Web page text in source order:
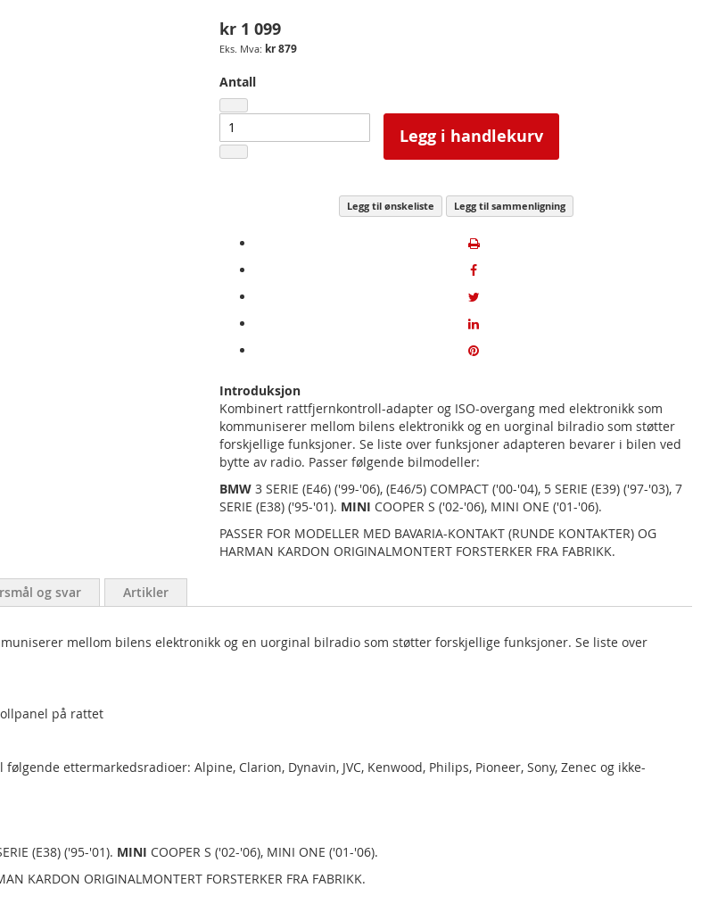
kr 1 099
kr 879
Antall
Legg i handlekurv
Legg til ønskeliste Legg til sammenligning
Introduksjon
Kombinert rattfjernkontroll-adapter og ISO-overgang med elektronikk som
kommuniserer mellom bilens elektronikk og en uorginal bilradio som støtter
forskjellige funksjoner. Se liste over funksjoner adapteren bevarer i bilen ved
bytte av radio. Passer følgende bilmodeller:
BMW 3 SERIE (E46) ('99-'06), (E46/5) COMPACT ('00-'04), 5 SERIE (E39) ('97-'03), 7
SERIE (E38) ('95-'01). MINI COOPER S ('02-'06), MINI ONE ('01-'06).
PASSER FOR MODELLER MED BAVARIA-KONTAKT (RUNDE KONTAKTER) OG
HARMAN KARDON ORIGINALMONTERT FORSTERKER FRA FABRIKK.
mellom bilens elektronikk og en uorginal bilradio som støtter forskjellige funksjoner. Se liste over
på rattet
ettermarkedsradioer: Alpine, Clarion, Dynavin, JVC, Kenwood, Philips, Pioneer, Sony, Zenec og ikke-
(E38) ('95-'01). MINI COOPER S ('02-'06), MINI ONE ('01-'06).
KARDON ORIGINALMONTERT FORSTERKER FRA FABRIKK.
og svar Artikler